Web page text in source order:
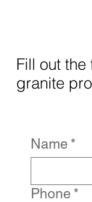
Fill out
granite
Name *
Phone *